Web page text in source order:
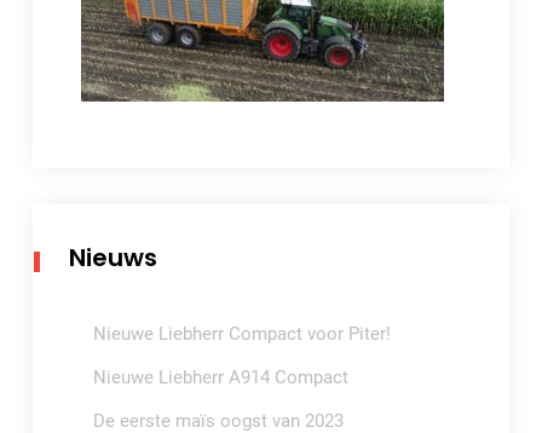
Nieuws
Nieuwe Liebherr Compact voor Piter!
Nieuwe Liebherr A914 Compact
De eerste maïs oogst van 2023